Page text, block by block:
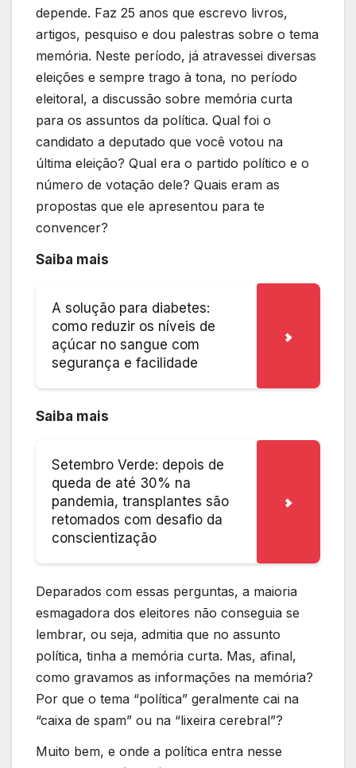
depende. Faz 25 anos que escrevo livros,
artigos, pesquiso e dou palestras sobre o tema
memória. Neste período, já atravessei diversas
eleições e sempre trago à tona, no período
eleitoral, a discussão sobre memória curta
para os assuntos da política. Qual foi o
candidato a deputado que você votou na
última eleição? Qual era o partido político e o
número de votação dele? Quais eram as
propostas que ele apresentou para te
convencer?
Saiba mais
A solução para diabetes:
como reduzir os níveis de
açúcar no sangue com
segurança e facilidade
Saiba mais
Setembro Verde: depois de
queda de até 30% na
pandemia, transplantes são
retomados com desafio da
conscientização
Deparados com essas perguntas, a maioria
esmagadora dos eleitores não conseguia se
lembrar, ou seja, admitia que no assunto
política, tinha a memória curta. Mas, afinal,
como gravamos as informações na memória?
Por que o tema “política” geralmente cai na
“caixa de spam” ou na “lixeira cerebral”?
Muito bem, e onde a política entra nesse